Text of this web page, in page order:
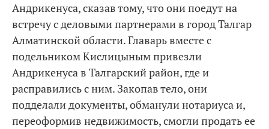
Андрикенуса, сказав тому, что они поедут на
встречу с деловыми партнерами в город Талгар
Алматинской области. Главарь вместе с
подельником Кислицыным привезли
Андрикенуса в Талгарский район, где и
расправились с ним. Закопав тело, они
подделали документы, обманули нотариуса и,
переоформив недвижимость, смогли продать ее